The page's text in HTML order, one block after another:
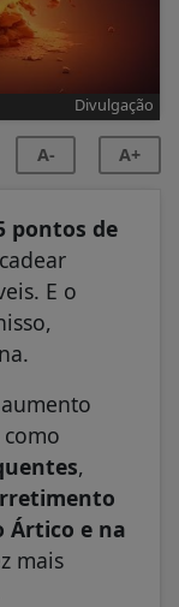
Divulgação
A- A+
pontos de
E o
,
Ártico e na
mais